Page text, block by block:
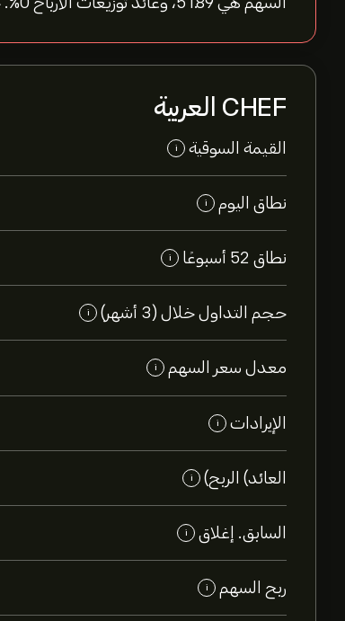
CHEF العربية
القيمة السوقية i
نطاق اليوم i
نطاق 52 أسبوعًا i
حجم التداول خلال (3 أشهر) i
معدل سعر السهم i
الإيرادات i
العائد) الربح) i
السابق. إغلاق i
ربح السهم i